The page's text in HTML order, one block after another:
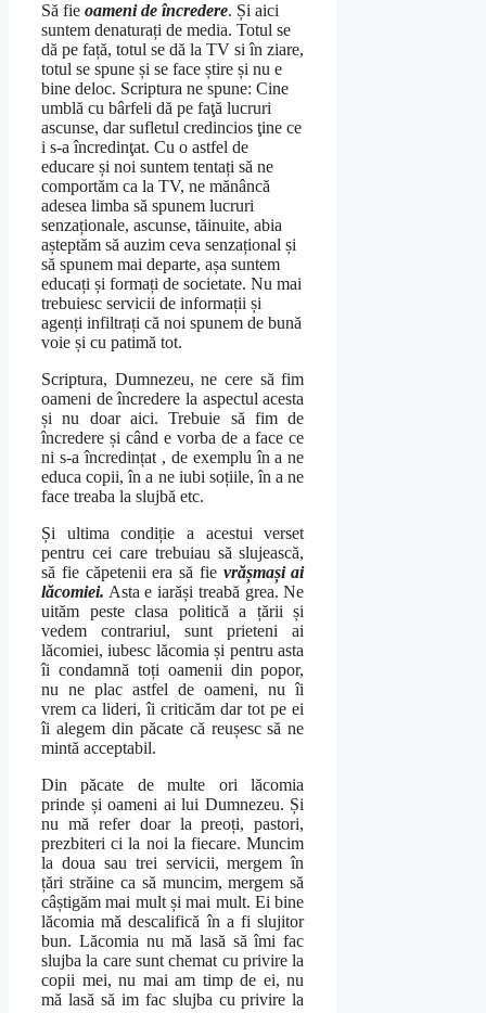
Să fie oameni de încredere. Și aici
suntem denaturați de media. Totul se
dă pe față, totul se dă la TV si în ziare,
totul se spune și se face știre și nu e
bine deloc. Scriptura ne spune: Cine
umblă cu bârfeli dă pe faţă lucruri
ascunse, dar sufletul credincios ţine ce
i s-a încredinţat. Cu o astfel de
educare și noi suntem tentați să ne
comportăm ca la TV, ne mănâncă
adesea limba să spunem lucruri
senzaționale, ascunse, tăinuite, abia
așteptăm să auzim ceva senzațional și
să spunem mai departe, așa suntem
educați și formați de societate. Nu mai
trebuiesc servicii de informații și
agenți infiltrați că noi spunem de bună
voie și cu patimă tot.
Scriptura, Dumnezeu, ne cere să fim
oameni de încredere la aspectul acesta
și nu doar aici. Trebuie să fim de
încredere și când e vorba de a face ce
ni s-a încredințat , de exemplu în a ne
educa copii, în a ne iubi soțiile, în a ne
face treaba la slujbă etc.
Și ultima condiție a acestui verset
pentru cei care trebuiau să slujească,
să fie căpetenii era să fie vrășmași ai
lăcomiei. Asta e iarăși treabă grea. Ne
uităm peste clasa politică a țării și
vedem contrariul, sunt prieteni ai
lăcomiei, iubesc lăcomia și pentru asta
îi condamnă toți oamenii din popor,
nu ne plac astfel de oameni, nu îi
vrem ca lideri, îi criticăm dar tot pe ei
îi alegem din păcate că reușesc să ne
mintă acceptabil.
Din păcate de multe ori lăcomia
prinde și oameni ai lui Dumnezeu. Și
nu mă refer doar la preoți, pastori,
prezbiteri ci la noi la fiecare. Muncim
la doua sau trei servicii, mergem în
țări străine ca să muncim, mergem să
câștigăm mai mult și mai mult. Ei bine
lăcomia mă descalifică în a fi slujitor
bun. Lăcomia nu mă lasă să îmi fac
slujba la care sunt chemat cu privire la
copii mei, nu mai am timp de ei, nu
mă lasă să im fac slujba cu privire la